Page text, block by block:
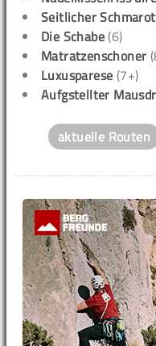
Seitlicher
Die Schabe (6)
Matratzenschoner
Luxusparese (7+)
Aufgstellter
aktuelle Routen